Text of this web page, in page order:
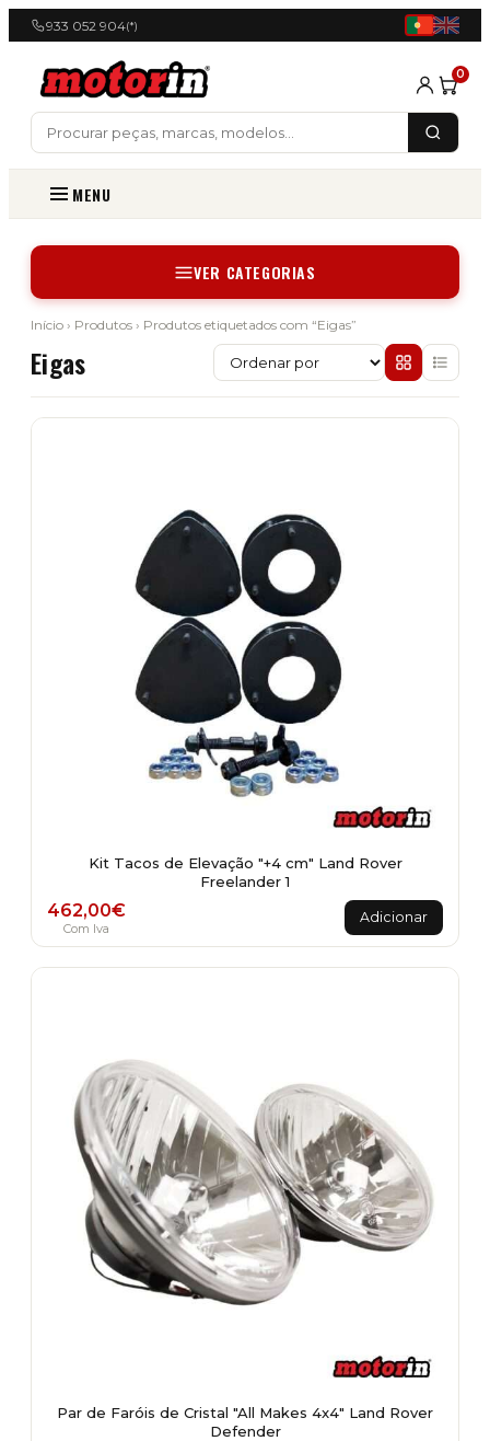
933 052 904(*)
0
MENU
VER CATEGORIAS
Início › Produtos › Produtos etiquetados com “Eigas”
Eigas
Kit Tacos de Elevação "+4 cm" Land Rover
Freelander 1
462,00€
Com Iva
Adicionar
Par de Faróis de Cristal "All Makes 4x4" Land Rover
Defender